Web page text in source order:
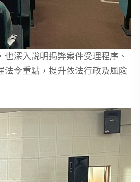
深入說明揭弊案件受理程序、
令重點，提升依法行政及風險